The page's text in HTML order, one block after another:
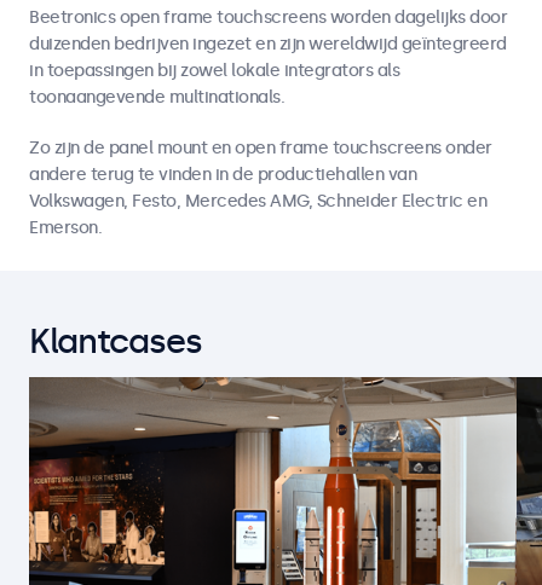
Beetronics open frame touchscreens worden dagelijks door
duizenden bedrijven ingezet en zijn wereldwijd geïntegreerd
in toepassingen bij zowel lokale integrators als
toonaangevende multinationals.
Zo zijn de panel mount en open frame touchscreens onder
andere terug te vinden in de productiehallen van
Volkswagen, Festo, Mercedes AMG, Schneider Electric en
Emerson.
Klantcases